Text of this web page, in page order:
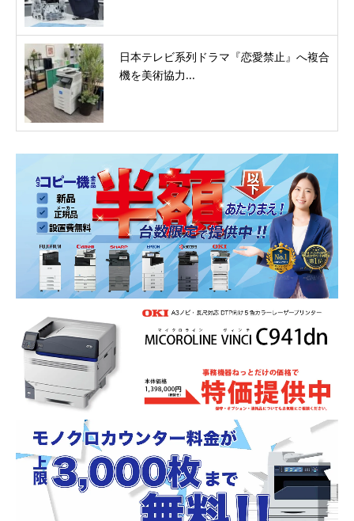
日本テレビ系列ドラマ『恋愛禁止』へ複合
機を美術協力...